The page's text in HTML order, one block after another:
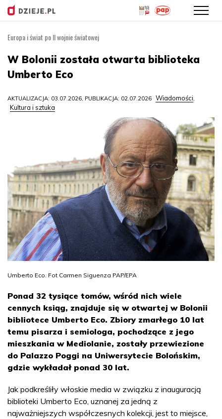
treści
Europa i świat po II wojnie światowej
W Bolonii została otwarta biblioteka
Umberto Eco
AKTUALIZACJA: 03.07.2026, PUBLIKACJA: 02.07.2026 Wiadomości,
Kultura i sztuka
Umberto Eco. Fot Carmen Siguenza PAP/EPA
Ponad 32 tysiące tomów, wśród nich wiele
cennych ksiąg, znajduje się w otwartej w Bolonii
bibliotece Umberto Eco. Zbiory zmarłego 10 lat
temu pisarza i semiologa, pochodzące z jego
mieszkania w Mediolanie, zostały przewiezione
do Palazzo Poggi na Uniwersytecie Bolońskim,
gdzie wykładał ponad 30 lat.
Jak podkreśliły włoskie media w związku z inauguracją
biblioteki Umberto Eco, uznanej za jedną z
najważniejszych współczesnych kolekcji, jest to miejsce,